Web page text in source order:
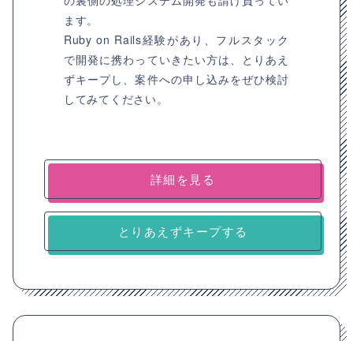
ます。
Ruby on Rails経験があり、フルスタック
で開発に携わっていきたい方は、とりあえ
ずキープし、案件への申し込みをぜひ検討
してみてください。
詳細を見る
とりあえずキープする